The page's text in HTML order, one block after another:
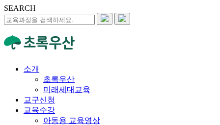
SEARCH
소개
초록우산
미래세대교육
교구신청
교육수강
아동용 교육영상